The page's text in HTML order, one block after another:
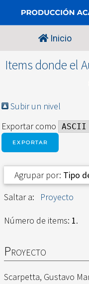
Inicio
Items donde el
Subir un nivel
Exportar como
Agrupar por: Tipo
Saltar a:
Proyecto
Número de items: 1.
Proyecto
Scarpetta, Gustavo